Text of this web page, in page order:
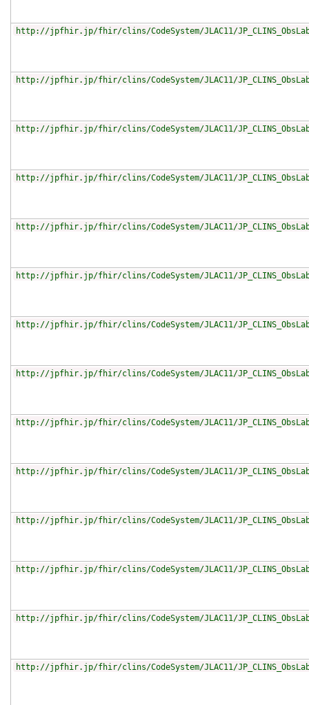
http://jpfhir.jp/fhir/clins/CodeSystem/JLAC11/
http://jpfhir.jp/fhir/clins/CodeSystem/JLAC11/
http://jpfhir.jp/fhir/clins/CodeSystem/JLAC11/
http://jpfhir.jp/fhir/clins/CodeSystem/JLAC11/
http://jpfhir.jp/fhir/clins/CodeSystem/JLAC11/
http://jpfhir.jp/fhir/clins/CodeSystem/JLAC11/
http://jpfhir.jp/fhir/clins/CodeSystem/JLAC11/
http://jpfhir.jp/fhir/clins/CodeSystem/JLAC11/
http://jpfhir.jp/fhir/clins/CodeSystem/JLAC11/
http://jpfhir.jp/fhir/clins/CodeSystem/JLAC11/
http://jpfhir.jp/fhir/clins/CodeSystem/JLAC11/
http://jpfhir.jp/fhir/clins/CodeSystem/JLAC11/
http://jpfhir.jp/fhir/clins/CodeSystem/JLAC11/
http://jpfhir.jp/fhir/clins/CodeSystem/JLAC11/